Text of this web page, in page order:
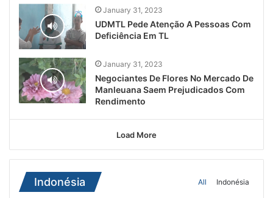
January 31, 2023
UDMTL Pede Atenção A Pessoas Com
Deficiência Em TL
January 31, 2023
Negociantes De Flores No Mercado De
Manleuana Saem Prejudicados Com
Rendimento
Load More
Indonésia All Indonésia